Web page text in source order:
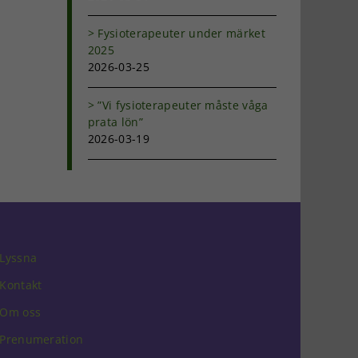
Fysioterapeuter under märket
2025
2026-03-25
”Vi fysioterapeuter måste våga
prata lön”
2026-03-19
Lyssna
Kontakt
Om oss
Prenumeration